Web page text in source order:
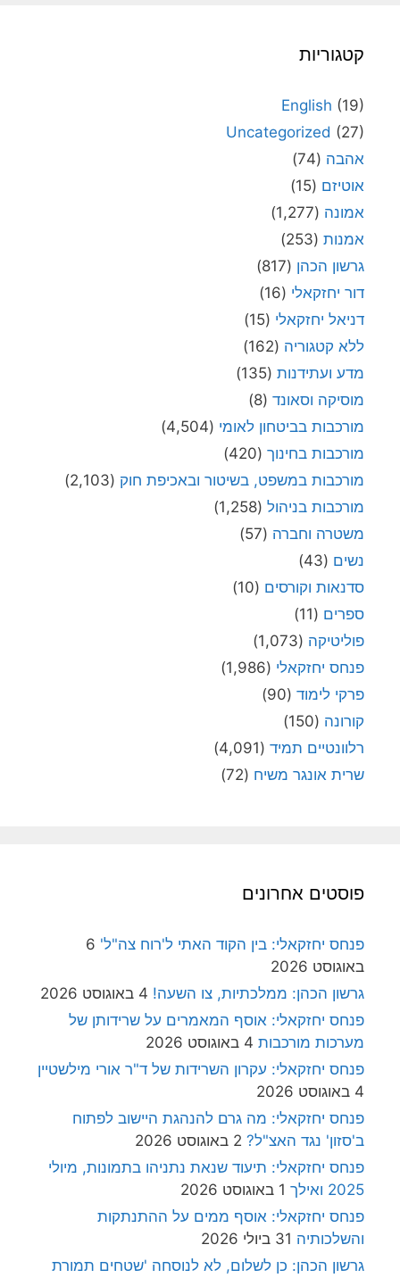
קטגוריות
English (19)
Uncategorized (27)
אהבה (74)
אוטיזם (15)
אמונה (1,277)
אמנות (253)
גרשון הכהן (817)
דור יחזקאלי (16)
דניאל יחזקאלי (15)
ללא קטגוריה (162)
מדע ועתידנות (135)
מוסיקה וסאונד (8)
מורכבות בביטחון לאומי (4,504)
מורכבות בחינוך (420)
מורכבות במשפט, בשיטור ובאכיפת חוק (2,103)
מורכבות בניהול (1,258)
משטרה וחברה (57)
נשים (43)
סדנאות וקורסים (10)
ספרים (11)
פוליטיקה (1,073)
פנחס יחזקאלי (1,986)
פרקי לימוד (90)
קורונה (150)
רלוונטיים תמיד (4,091)
שרית אונגר משיח (72)
פוסטים אחרונים
פנחס יחזקאלי: בין הקוד האתי ל'רוח צה"ל' 6
באוגוסט 2026
גרשון הכהן: ממלכתיות, צו השעה! 4 באוגוסט 2026
פנחס יחזקאלי: אוסף המאמרים על שרידותן של
מערכות מורכבות 4 באוגוסט 2026
פנחס יחזקאלי: עקרון השרידות של ד"ר אורי מילשטיין
4 באוגוסט 2026
פנחס יחזקאלי: מה גרם להנהגת היישוב לפתוח
ב'סזון' נגד האצ"ל? 2 באוגוסט 2026
פנחס יחזקאלי: תיעוד שנאת נתניהו בתמונות, מיולי
2025 ואילך
1 באוגוסט 2026
פנחס יחזקאלי: אוסף ממים על ההתנתקות
והשלכותיה 31 ביולי 2026
גרשון הכהן: כן לשלום, לא לנוסחה 'שטחים תמורת